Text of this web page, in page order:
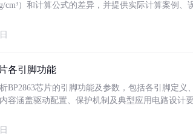
cm³）和计算公式的差异，并提供实际计算案例
各引脚功能
BP2863芯片的引脚功能及参数，包括各引脚定
容涵盖驱动配置、保护机制及典型应用电路设计